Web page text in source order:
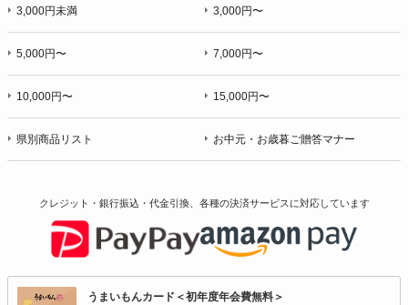
3,000円未満 3,000円〜
5,000円〜 7,000円〜
10,000円〜 15,000円〜
県別商品リスト お中元・お歳暮ご贈答マナー
クレジット・銀行振込・代金引換、各種の決済サービスに対応しています
うまいもんカード＜初年度年会費無料＞